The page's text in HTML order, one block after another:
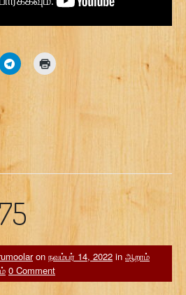
on நவம்பர் 14, 2022 in ஆறாம்
0 Comment